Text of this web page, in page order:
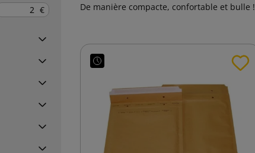
€ De manière compacte, confortable et bulle